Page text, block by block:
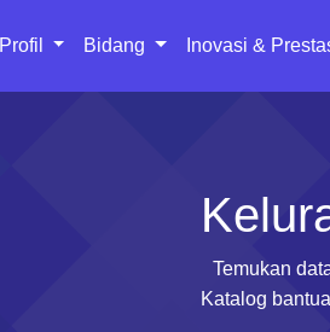
Profil Bidang Inovasi &
Temukan
Katalog